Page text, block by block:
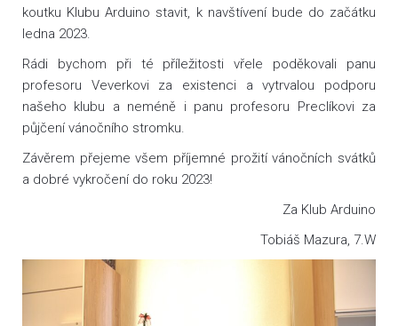
koutku Klubu Arduino stavit, k navštívení bude do začátku
ledna 2023.
Rádi bychom při té příležitosti vřele poděkovali panu
profesoru Veverkovi za existenci a vytrvalou podporu
našeho klubu a neméně i panu profesoru Preclíkovi za
půjčení vánočního stromku.
Závěrem přejeme všem příjemné prožití vánočních svátků
a dobré vykročení do roku 2023!
Za Klub Arduino
Tobiáš Mazura, 7.W